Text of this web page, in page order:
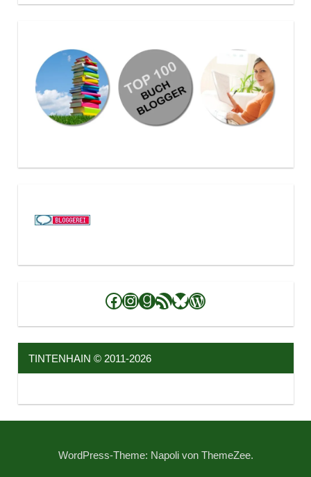
Facebook
Instagram
Goodreads
RSS-Feed
Bluesky
WordPress
TINTENHAIN © 2011-2026
WordPress-Theme: Napoli von ThemeZee.